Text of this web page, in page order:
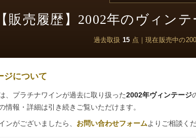
【販売履歴】2002年のヴィン
過去取扱 15 点｜現在販売中の
ジについて
、プラチナワインが過去に取り扱った2002年ヴィンテージ
情報・詳細は引き続きご覧いただけます。
ンがございましたら、 お問い合わせフォームよりご相談く